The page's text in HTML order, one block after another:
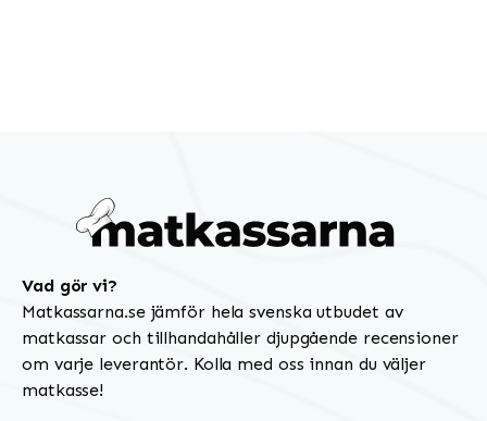
Vad gör vi?
Matkassarna.se jämför hela svenska utbudet av
matkassar och tillhandahåller djupgående recensioner
om varje leverantör. Kolla med oss innan du väljer
matkasse!